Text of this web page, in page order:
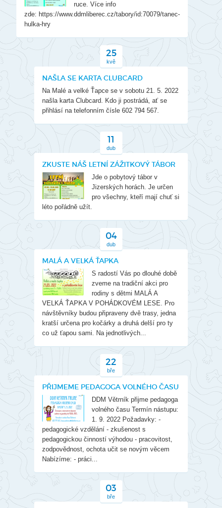
ruce. Více info
zde: https://www.ddmliberec.cz/tabory/id:70079/tanec-
hulka-hry
25
kvě
NAŠLA SE KARTA CLUBCARD
Na Malé a velké Ťapce se v sobotu 21. 5. 2022
našla karta Clubcard. Kdo ji postrádá, ať se
přihlásí na telefonním čísle 602 794 567.
11
dub
ZKUSTE NÁŠ LETNÍ ZÁŽITKOVÝ TÁBOR
Jde o pobytový tábor v
Jizerských horách. Je určen
pro všechny, kteří mají chuť si
léto pořádně užít.
04
dub
MALÁ A VELKÁ ŤAPKA
S radostí Vás po dlouhé době
zveme na tradiční akci pro
rodiny s dětmi MALÁ A
VELKÁ ŤAPKA V POHÁDKOVÉM LESE. Pro
návštěvníky budou připraveny dvě trasy, jedna
kratší určena pro kočárky a druhá delší pro ty
co už ťapou sami. Na jednotlivých...
22
bře
PŘIJMEME PEDAGOGA VOLNÉHO ČASU
DDM Větrník přijme pedagoga
volného času Termín nástupu:
1. 9. 2022 Požadavky: -
pedagogické vzdělání - zkušenost s
pedagogickou činností výhodou - pracovitost,
zodpovědnost, ochota učit se novým věcem
Nabízíme: - práci...
03
bře